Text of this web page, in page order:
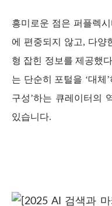
흥미로운 점은 퍼플렉
에 편중되지 않고, 다양
형 잡힌 정보를 제공했
는 단순히 포털을 ‘대체
구성’하는 큐레이터의
있습니다.